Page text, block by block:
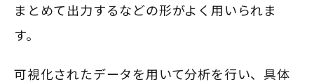
まとめて出力するなどの形がよく用いられま
す。
可視化されたデータを用いて分析を行い、具体